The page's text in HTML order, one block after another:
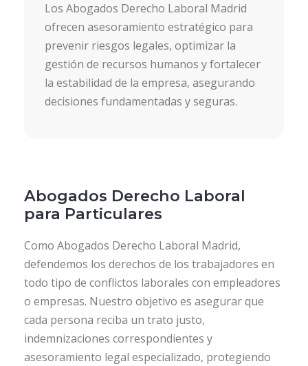
Los Abogados Derecho Laboral Madrid
ofrecen asesoramiento estratégico para
prevenir riesgos legales, optimizar la
gestión de recursos humanos y fortalecer
la estabilidad de la empresa, asegurando
decisiones fundamentadas y seguras.
Abogados Derecho Laboral
para Particulares
Como Abogados Derecho Laboral Madrid,
defendemos los derechos de los trabajadores en
todo tipo de conflictos laborales con empleadores
o empresas. Nuestro objetivo es asegurar que
cada persona reciba un trato justo,
indemnizaciones correspondientes y
asesoramiento legal especializado, protegiendo